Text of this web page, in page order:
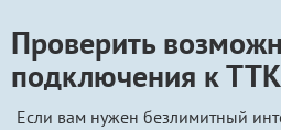
Проверить
подключения к
Если вам нужен безлимитный